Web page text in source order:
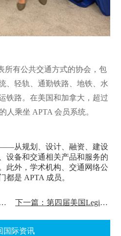
所有公共交通方式的协会，包
、轻轨、通勤铁路、地铁、水
铁路。在美国和加拿大，超过
人乘坐 APTA 会员系统。
从规划、设计、融资、建设
设备和交通相关产品和服务的
此外，学术机构、交通网络公
都是 APTA 成员。
维加斯汽车售后市场产品国际博览会（AAPEX） 下一篇：第四届美国Legion体育健身博览
国际资讯